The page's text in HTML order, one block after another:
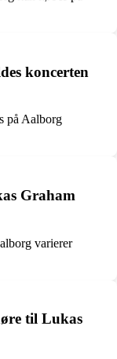
koncerten
på Aalborg
Graham
varierer
til Lukas